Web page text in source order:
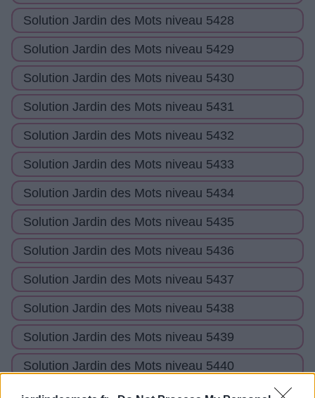
Solution Jardin des Mots niveau 5428
Solution Jardin des Mots niveau 5429
Solution Jardin des Mots niveau 5430
Solution Jardin des Mots niveau 5431
Solution Jardin des Mots niveau 5432
Solution Jardin des Mots niveau 5433
Solution Jardin des Mots niveau 5434
Solution Jardin des Mots niveau 5435
Solution Jardin des Mots niveau 5436
Solution Jardin des Mots niveau 5437
Solution Jardin des Mots niveau 5438
Solution Jardin des Mots niveau 5439
Solution Jardin des Mots niveau 5440
Solution Jardin des Mots niveau 5441